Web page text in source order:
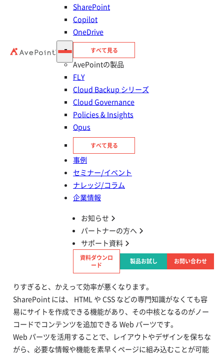
SharePoint
Copilot
OneDrive
すべて見る
AvePointの製品
FLY
Cloud Backup シリーズ
Cloud Governance
Policies & Insights
Opus
すべて見る
事例
セミナー/イベント
ナレッジ/コラム
企業情報
お知らせ
パートナーの方へ
サポート資料
資料ダウンロ
ード
製品お試し お問い合わせ
SharePoint の Web パーツとは？
【種類別】 Web パーツ一覧
SharePoint の Web パーツを活用しよう
SharePoint は部署やチームの情報共有を容易にするコラボレ
ーションツールですが、サイト構成やページ作成に手間がかか
りすぎると、かえって効率が悪くなります。
SharePoint には、 HTML や CSS などの専門知識がなくても容
易にサイトを作成できる機能があり、その中核となるのがノー
コードでコンテンツを追加できる Web パーツです。
Web パーツを活用することで、レイアウトやデザインを保ちな
がら、必要な情報や機能を素早くページに組み込むことが可能